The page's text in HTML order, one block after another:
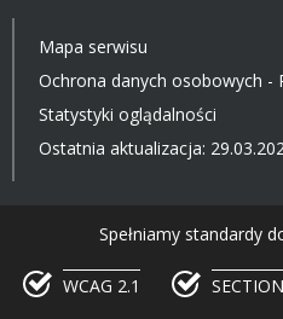
Mapa serwisu
Ochrona danych osobowych -
Statystyki oglądalności
Ostatnia aktualizacja:
Spełniamy standardy
WCAG 2.1